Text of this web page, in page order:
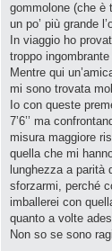
gommolone (che è
un po’ più grande
In viaggio ho
troppo
Mentre qui
mi sono trovata
Io con queste
7’6’’ ma
misura maggiore
quella che mi
lunghezza a parità
sforzarmi, perché
imballerei con
quanto a volte
Non so se sono